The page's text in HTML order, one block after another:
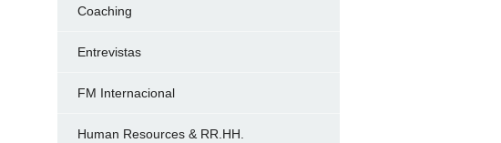
Coaching
Entrevistas
FM Internacional
Human Resources & RR.HH.